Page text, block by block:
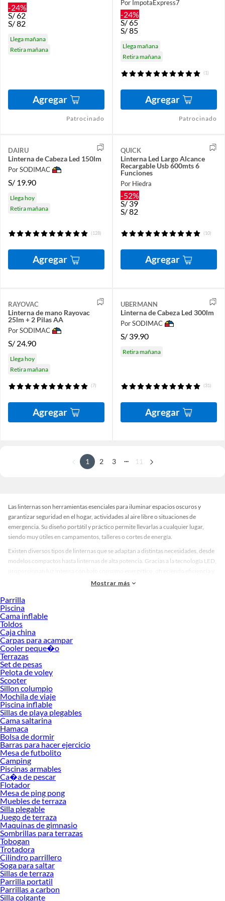
-24%
S/62
S/82
Llega mañana
Retira mañana
Agregar
Patrocinado
Por ImpotaExpress7
-24%
S/65
S/85
Llega mañana
Retira mañana
(1)
Agregar
Patrocinado
DAIRU
Linterna de Cabeza Led 150lm
Por SODIMAC
S/ 19.90
Llega hoy
Retira mañana
(128)
Agregar
QUICK
Linterna Led Largo Alcance
Recargable Usb 600mts 6
Funciones
Por Hiedra
-52%
S/39
S/82
(10)
Agregar
RAYOVAC
Linterna de mano Rayovac
25lm + 2 Pilas AA
Por SODIMAC
S/ 24.90
Llega hoy
Retira mañana
(7)
Agregar
UBERMANN
Linterna de Cabeza Led 300lm
Por SODIMAC
S/ 39.90
Retira mañana
(31)
Agregar
1 2 3 ... 11
Las linternas son herramientas esenciales para iluminar espacios oscuros y
garantizar seguridad en el hogar, actividades al aire libre o situaciones de
emergencia. Su diseño portátil y práctico permite llevarlas a cualquier lugar,
siendo muy útiles en campamentos, talleres o cortes de energía.
Existen diversos tipos de linternas que se adaptan a distintas necesidades, desde
modelos compactos hasta linternas de alta potencia. Gracias a la tecnología LED,
Las linternas pueden ser recargables, a pilas o solares. Los modelos recargables
son ideales para uso frecuente, mientras que las pilas permiten reemplazo
rápido y sencillo. Las linternas solares son ecológicas y prácticas para
actividades al aire libre.
También existen linternas tácticas, con resistencia al agua y golpes, diseñadas
para mayor durabilidad. La elección del tipo adecuado depende del uso,
autonomía requerida y condiciones del entorno.
Beneficios de usar una linterna
Una linterna brinda seguridad al iluminar caminos, habitaciones o áreas de
trabajo. Su portabilidad permite tener luz inmediata en emergencias y facilita
actividades nocturnas, como campamentos o reparaciones.
Además, las linternas LED ofrecen ahorro energético y larga vida útil,
reduciendo la necesidad de reemplazos frecuentes. Su diseño compacto y ligero
las hace fáciles de transportar y almacenar.
Cómo elegir la linterna adecuada
Al seleccionar una linterna, considera intensidad lumínica, tipo de batería,
duración y resistencia. Para exteriores, busca linternas impermeables y
resistentes a impactos. Para uso doméstico, modelos compactos y ligeros son
suficientes.
También evalúa funciones adicionales como modos de luz ajustables, zoom y
enfoque. Esto permite adaptar la iluminación a distintas situaciones y obtener el
mejor rendimiento según tus necesidades.
Mantenimiento y cuidado de linternas
Para prolongar la vida útil de una linterna, es recomendable cargarla
correctamente y evitar sobrecargas. Limpiar regularmente el cuerpo y los
contactos de la batería previene fallas y asegura un funcionamiento óptimo.
Mostrar más
Parrilla
Piscina
Cama inflable
Toldos
Caja china
Carpas para acampar
Cooler peque�o
Terrazas
Set de pesas
Pelota de voley
Scooter
Sillon columpio
Mochila de viaje
Piscina inflable
Sillas de playa plegables
Cama saltarina
Hamaca
Bolsa de dormir
Barras para hacer ejercicio
Mesa de futbolito
Camping
Piscinas armables
Ca�a de pescar
Flotador
Mesa de ping pong
Muebles de terraza
Silla plegable
Juego de terraza
Maquinas de gimnasio
Sombrillas para terrazas
Tobogan
Trotadora
Cilindro parrillero
Soga para saltar
Sillas de terraza
Parrilla portatil
Parrillas a carbon
Silla colgante